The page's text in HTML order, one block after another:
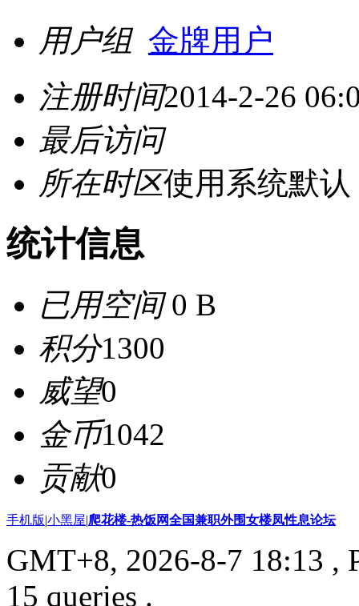
用户组 金牌用户
注册时间2014-2-26
最后访问
所在时区使用系统默认
统计信息
已用空间0 B
积分1300
威望0
金币1042
贡献0
手机版|小黑屋|爬花楼-热饭网全国兼职外围女楼凤性息论坛
GMT+8, 2026-8-7 18:13 ,
15 queries .